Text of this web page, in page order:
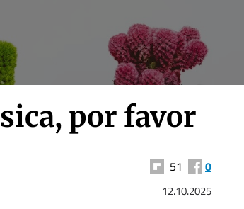
por favor
51 0
12.10.2025